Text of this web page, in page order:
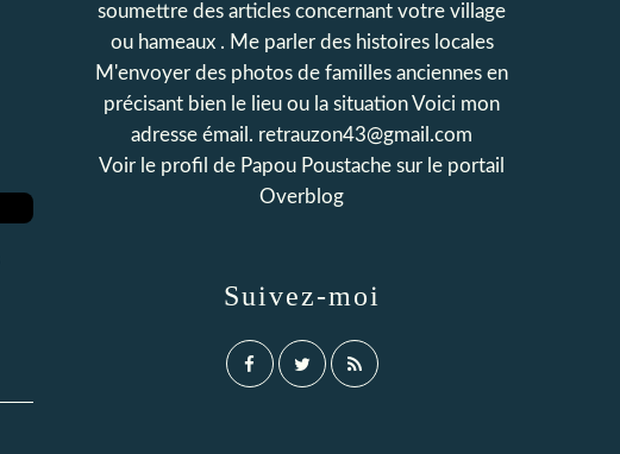
soumettre des articles concernant votre village
ou hameaux . Me parler des histoires locales
M'envoyer des photos de familles anciennes en
précisant bien le lieu ou la situation Voici mon
adresse émail. retrauzon43@gmail.com
Voir le profil de Papou Poustache sur le portail
Overblog
Suivez-moi